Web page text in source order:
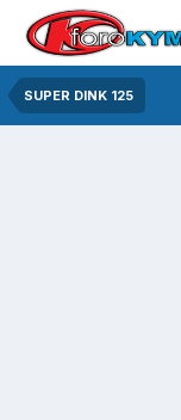
SUPER DINK 125